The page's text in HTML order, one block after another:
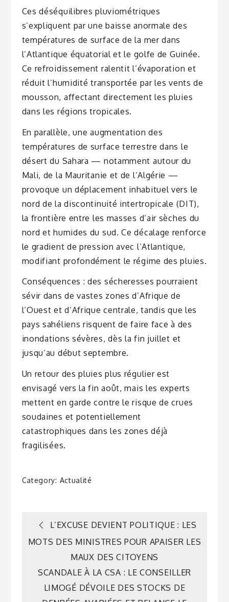
Ces déséquilibres pluviométriques
s’expliquent par une baisse anormale des
températures de surface de la mer dans
l’Atlantique équatorial et le golfe de Guinée.
Ce refroidissement ralentit l’évaporation et
réduit l’humidité transportée par les vents de
mousson, affectant directement les pluies
dans les régions tropicales.
En parallèle, une augmentation des
températures de surface terrestre dans le
désert du Sahara — notamment autour du
Mali, de la Mauritanie et de l’Algérie —
provoque un déplacement inhabituel vers le
nord de la discontinuité intertropicale (DIT),
la frontière entre les masses d’air sèches du
nord et humides du sud. Ce décalage renforce
le gradient de pression avec l’Atlantique,
modifiant profondément le régime des pluies.
Conséquences : des sécheresses pourraient
sévir dans de vastes zones d’Afrique de
l’Ouest et d’Afrique centrale, tandis que les
pays sahéliens risquent de faire face à des
inondations sévères, dès la fin juillet et
jusqu’au début septembre.
Un retour des pluies plus régulier est
envisagé vers la fin août, mais les experts
mettent en garde contre le risque de crues
soudaines et potentiellement
catastrophiques dans les zones déjà
fragilisées.
Category: Actualité
Navigation
l’article
L’EXCUSE DEVIENT POLITIQUE : LES
MOTS DES MINISTRES POUR APAISER LES
MAUX DES CITOYENS
SCANDALE À LA CSA : LE CONSEILLER
LIMOGÉ DÉVOILE DES STOCKS DE